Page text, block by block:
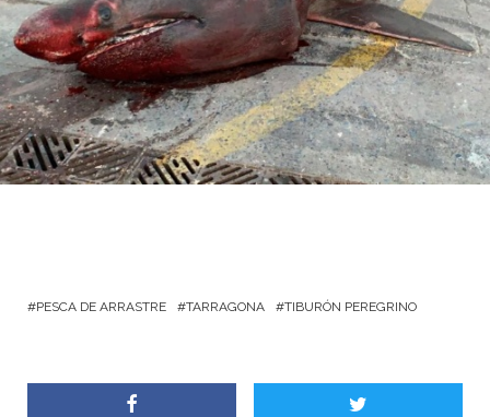
PESCA DE ARRASTRE TARRAGONA TIBURÓN PEREGRINO